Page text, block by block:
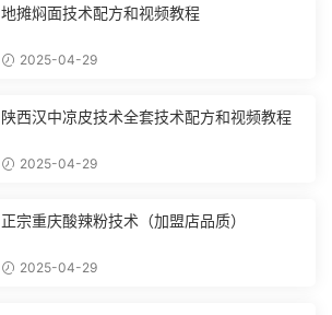
地摊焖面技术配方和视频教程
2025-04-29
陕西汉中凉皮技术全套技术配方和视频教程
2025-04-29
正宗重庆酸辣粉技术（加盟店品质）
2025-04-29